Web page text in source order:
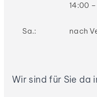
14:00
Sa.: nach
Wir sind für Sie da